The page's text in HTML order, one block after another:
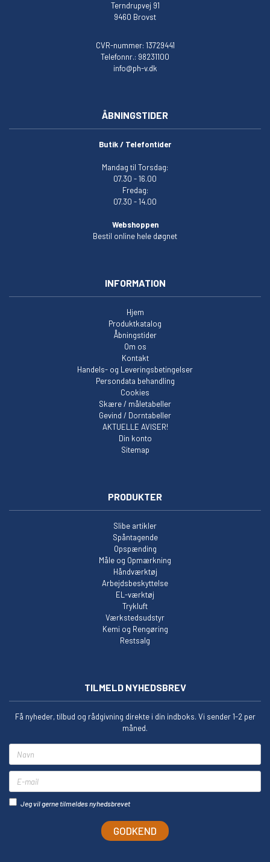
Terndrupvej 91
9460 Brovst
CVR-nummer: 13729441
Telefonnr.: 98231100
info@ph-v.dk
ÅBNINGSTIDER
Butik / Telefontider
Mandag til Torsdag:
07.30 - 16.00
Fredag:
07.30 - 14.00
Webshoppen
Bestil online hele døgnet
INFORMATION
Hjem
Produktkatalog
Åbningstider
Om os
Kontakt
Handels- og Leveringsbetingelser
Persondata behandling
Cookies
Skære / måletabeller
Gevind / Dorntabeller
AKTUELLE AVISER!
Din konto
Sitemap
PRODUKTER
Slibe artikler
Spåntagende
Opspænding
Måle og Opmærkning
Håndværktøj
Arbejdsbeskyttelse
EL-værktøj
Trykluft
Værkstedsudstyr
Kemi og Rengøring
Restsalg
TILMELD NYHEDSBREV
Få nyheder, tilbud og rådgivning direkte i din indboks. Vi sender 1-2 per
måned.
Jeg vil gerne tilmeldes nyhedsbrevet
GODKEND